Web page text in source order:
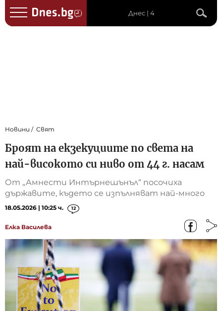
Днес | 4
Новини Свят
Броят на екзекуциите по света на
най-високото си ниво от 44 г. насам
От „Амнести Интърнешънъл“ посочиха
държавите, където се изпълняват най-много
18.05.2026 | 10:25 ч. 12
Елка Василева